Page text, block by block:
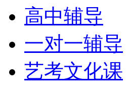
高中辅导
一对一辅导
艺考文化课